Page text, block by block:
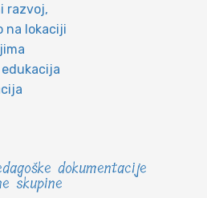
razvoj,
na lokaciji
dokumentacije
skupine